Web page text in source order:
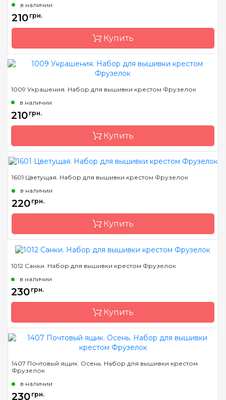
Страна-производитель
Размер
Зашивка
частичная
в наличии
210 грн.
Купить
Размер
Канва
Деревянная основа
1009 Украшения. Набор для вышивки крестом Фрузелок
в наличии
210 грн.
Купить
Бренд
Фрузелок
Страна-производитель
Зашивка
частичная
1601 Цветущая. Набор для вышивки крестом Фрузелок
в наличии
220 грн.
Купить
Бренд
Фрузелок
Страна-производитель
Зашивка
частичная
1012 Санки. Набор для вышивки крестом Фрузелок
в наличии
230 грн.
Купить
Страна-производитель
Размер
1407 Почтовый ящик. Осень. Набор для вышивки крестом
Фрузелок
в наличии
230 грн.